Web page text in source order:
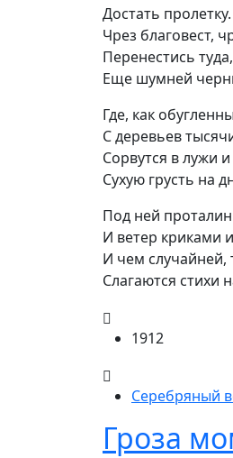
Достать
Чрез благовест,
Перенестись
Еще шумней
Где, как
С деревьев
Сорвутся в лужи
Сухую грусть на
Под ней
И ветер криками
И чем случайней,
Слагаются стихи
1912
Серебряный
Гроза